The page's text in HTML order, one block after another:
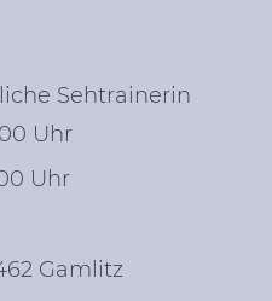
Sehtrainerin
Uhr
Uhr
Gamlitz